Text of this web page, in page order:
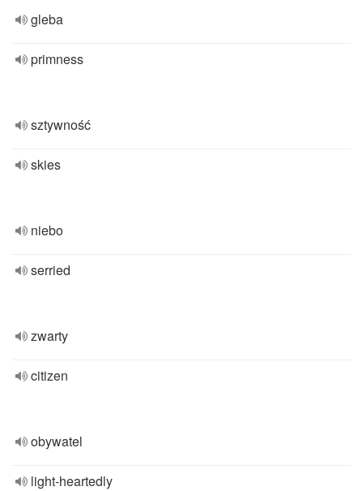
gleba
primness
sztywność
skies
niebo
serried
zwarty
citizen
obywatel
light-heartedly